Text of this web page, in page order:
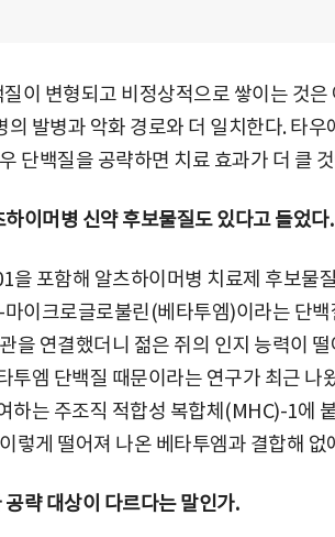
이 변형되고 비정상적으로 쌓이는 것
의 발병과 악화 경로와 더 일치한다. 타
단백질을 공략하면 치료 효과가 더 클
이머병 신약 후보물질도 있다고 들었다.
을 포함해 알츠하이머병 치료제 후보물
이크로글로불린(베타투엠)이라는 단
을 연결했더니 젊은 쥐의 인지 능력이
투엠 단백질 때문이라는 연구가 최근 나
하는 주조직 적합성 복합체(MHC)-1에
렇게 떨어져 나온 베타투엠과 결합해 없
략 대상이 다르다는 말인가.